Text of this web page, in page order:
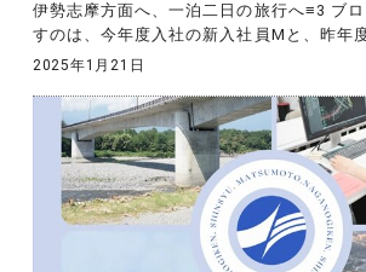
伊勢志摩方面へ、一泊二日の旅行へ≡3 ブ
すのは、今年度入社の新入社員Mと、昨年
2025年1月21日